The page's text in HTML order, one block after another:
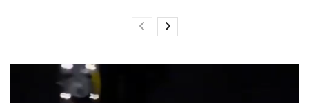
Reproductor